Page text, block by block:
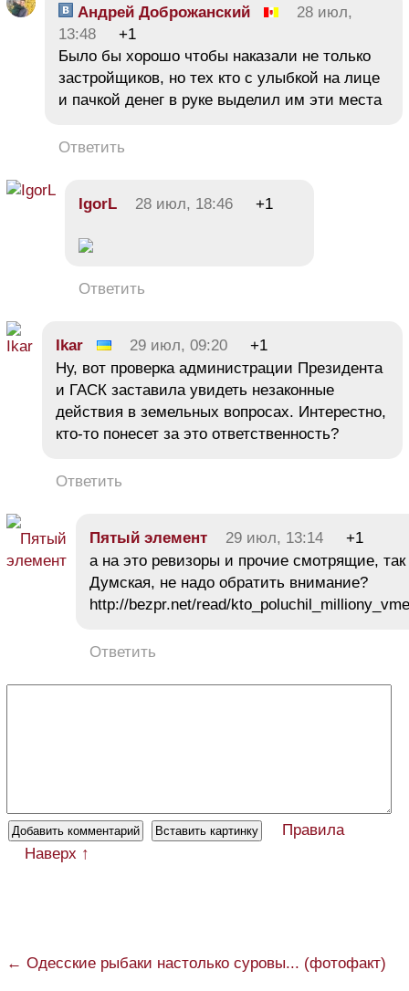
Андрей Доброжанский
28 июл,
13:48
+1
Было бы хорошо чтобы наказали не только
застройщиков, но тех кто с улыбкой на лице
и пачкой денег в руке выделил им эти места
Ответить
IgorL 28 июл, 18:46 +1
Ответить
Ikar 29 июл, 09:20
+1
Ну, вот проверка администрации Президента
и ГАСК заставила увидеть незаконные
действия в земельных вопросах. Интерестно,
кто-то понесет за это ответственность?
Ответить
Пятый элемент 29 июл, 13:14
+1
а на это ревизоры и прочие смотрящие,
Думская, не надо обратить внимание?
http://bezpr.net/read/
Ответить
Правила
Наверх ↑
← Одесские рыбаки настолько суровы... (фотофакт)